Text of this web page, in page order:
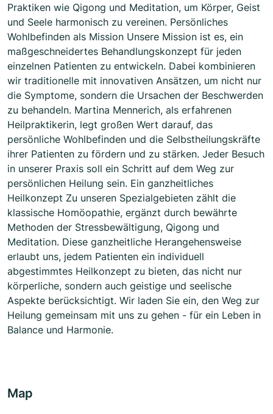
Praktiken wie Qigong und Meditation, um Körper, Geist
und Seele harmonisch zu vereinen. Persönliches
Wohlbefinden als Mission Unsere Mission ist es, ein
maßgeschneidertes Behandlungskonzept für jeden
einzelnen Patienten zu entwickeln. Dabei kombinieren
wir traditionelle mit innovativen Ansätzen, um nicht nur
die Symptome, sondern die Ursachen der Beschwerden
zu behandeln. Martina Mennerich, als erfahrenen
Heilpraktikerin, legt großen Wert darauf, das
persönliche Wohlbefinden und die Selbstheilungskräfte
ihrer Patienten zu fördern und zu stärken. Jeder Besuch
in unserer Praxis soll ein Schritt auf dem Weg zur
persönlichen Heilung sein. Ein ganzheitliches
Heilkonzept Zu unseren Spezialgebieten zählt die
klassische Homöopathie, ergänzt durch bewährte
Methoden der Stressbewältigung, Qigong und
Meditation. Diese ganzheitliche Herangehensweise
erlaubt uns, jedem Patienten ein individuell
abgestimmtes Heilkonzept zu bieten, das nicht nur
körperliche, sondern auch geistige und seelische
Aspekte berücksichtigt. Wir laden Sie ein, den Weg zur
Heilung gemeinsam mit uns zu gehen - für ein Leben in
Balance und Harmonie.
Map